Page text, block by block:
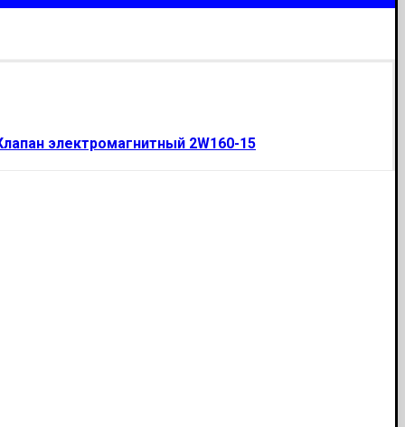
электромагнитный 2W160-15